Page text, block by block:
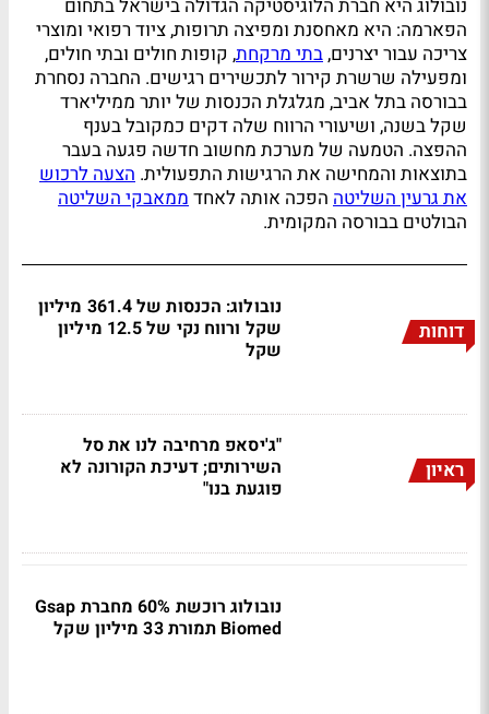
נובולוג היא חברת הלוגיסטיקה הגדולה בישראל בתחום
הפארמה: היא מאחסנת ומפיצה תרופות, ציוד רפואי ומוצרי
צריכה עבור יצרנים,בתי מרקחת, קופות חולים ובתי חולים,
ומפעילה שרשרת קירור לתכשירים רגישים. החברה נסחרת
בבורסה בתל אביב, מגלגלת הכנסות של יותר ממיליארד
שקל בשנה, ושיעורי הרווח שלה דקים כמקובל בענף
ההפצה. הטמעה של מערכת מחשוב חדשה פגעה בעבר
בתוצאות והמחישה את הרגישות התפעולית. הצעה לרכוש
את גרעין השליטה הפכה אותה לאחדממאבקי השליטה
הבולטים בבורסה המקומית.
דוחות
נובולוג: הכנסות של 361.4 מיליון
שקל ורווח נקי של 12.5 מיליון
שקל
ראיון
"ג'יסאפ מרחיבה לנו את סל
השירותים; דעיכת הקורונה לא
פוגעת בנו"
נובולוג רוכשת 60% מחברת Gsap
Biomed תמורת 33 מיליון שקל